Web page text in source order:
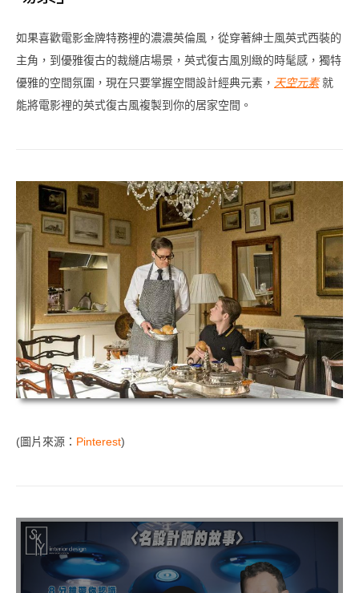
如果喜歡電影金牌特務裡的濃濃英倫風，從穿著紳士風英式西裝的
主角，到優雅復古的裁縫店場景，英式復古風別緻的時髦感，獨特
優雅的空間氛圍，現在只要掌握空間設計經典元素， 天空元素 就
能將電影裡的英式復古風複製到你的居家空間。
(圖片來源： Pinterest)